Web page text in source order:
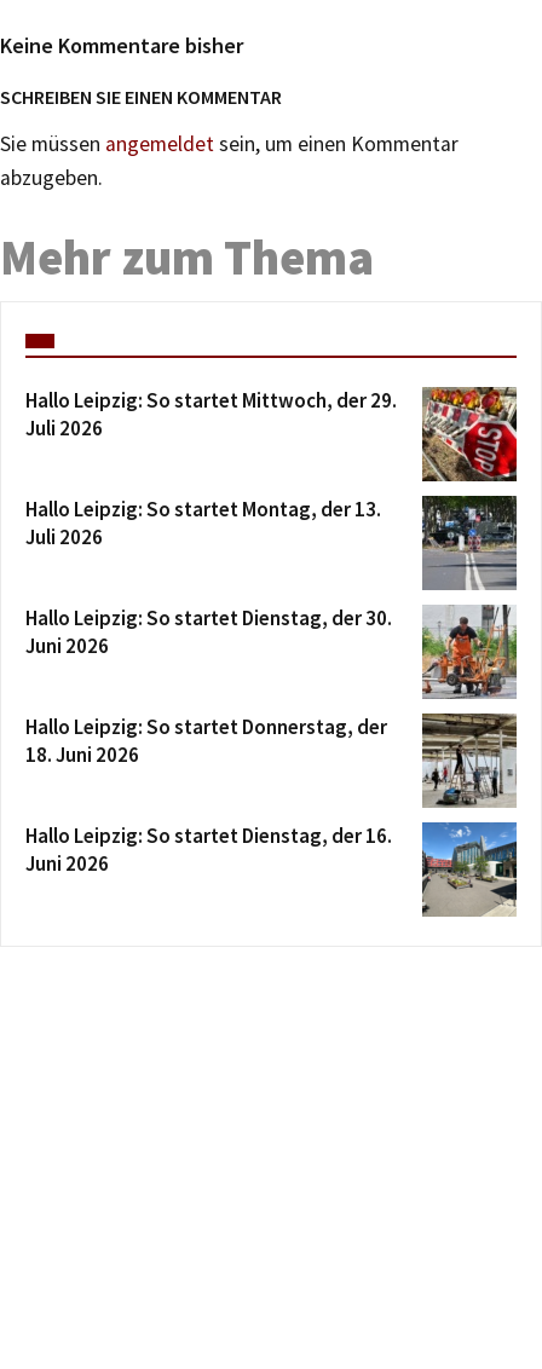
Keine Kommentare bisher
SCHREIBEN SIE EINEN KOMMENTAR
Sie müssen angemeldetsein, um einen Kommentar
abzugeben.
Mehr zum Thema
Hallo Leipzig: So startet Mittwoch, der 29.
Juli 2026
Hallo Leipzig: So startet Montag, der 13.
Juli 2026
Hallo Leipzig: So startet Dienstag, der 30.
Juni 2026
Hallo Leipzig: So startet Donnerstag, der
18. Juni 2026
Hallo Leipzig: So startet Dienstag, der 16.
Juni 2026